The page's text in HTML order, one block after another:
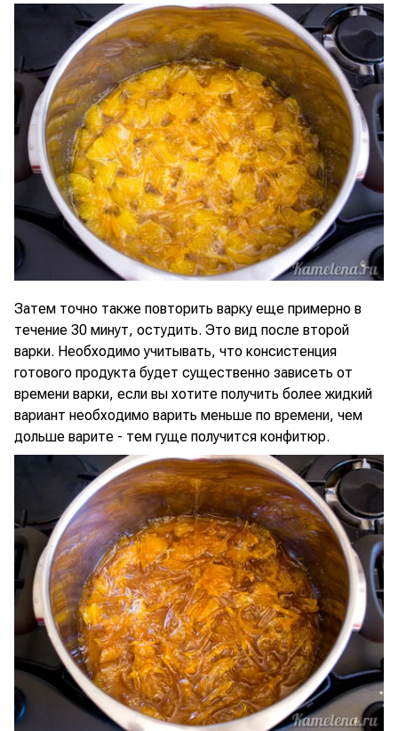
Затем точно также повторить варку еще примерно в
течение 30 минут, остудить. Это вид после второй
варки. Необходимо учитывать, что консистенция
готового продукта будет существенно зависеть от
времени варки, если вы хотите получить более жидкий
вариант необходимо варить меньше по времени, чем
дольше варите - тем гуще получится конфитюр.